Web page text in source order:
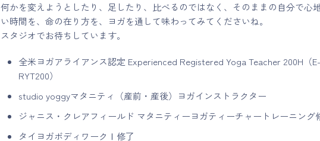
何かを変えようとしたり、足したり、比べるのではなく、そのままの自分で心
い時間を、命の在り方を、ヨガを通して味わってみてくださいね。
スタジオでお待ちしています。
全米ヨガアライアンス認定 Experienced Registered Yoga Teacher 200H（E-
RYT200）
studio yoggyマタニティ（産前・産後）ヨガインストラクター
ジャニス・クレアフィールド マタニティーヨガティーチャートレーニング
タイヨガボディワークⅠ修了